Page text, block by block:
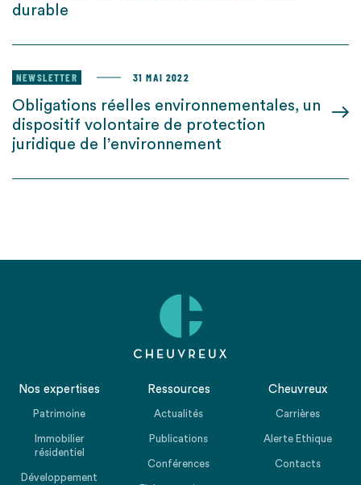
durable
NEWSLETTER 31 MAI 2022
Obligations réelles environnementales, un
dispositif volontaire de protection
juridique de l’environnement
Nos expertises
Patrimoine
Immobilier
résidentiel
Développement
Ressources
Actualités
Publications
Conférences
Cheuvreux
Carrières
Alerte Ethique
Contacts